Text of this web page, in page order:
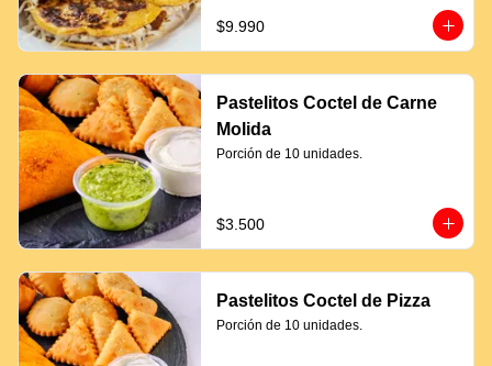
$9.990
Pastelitos Coctel de Carne
Molida
Porción de 10 unidades.
$3.500
Pastelitos Coctel de Pizza
Porción de 10 unidades.